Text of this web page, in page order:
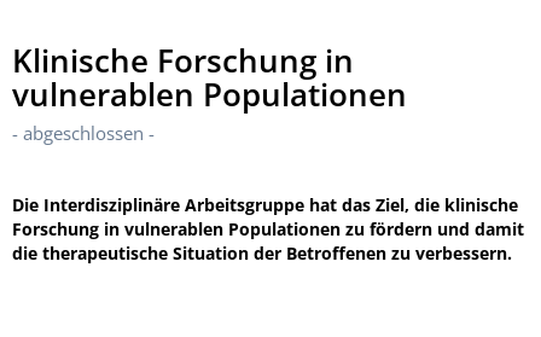
Klinische Forschung in
vulnerablen Populationen
- abgeschlossen -
Die Interdisziplinäre Arbeitsgruppe hat das Ziel, die klinische
Forschung in vulnerablen Populationen zu fördern und damit
die therapeutische Situation der Betroffenen zu verbessern.